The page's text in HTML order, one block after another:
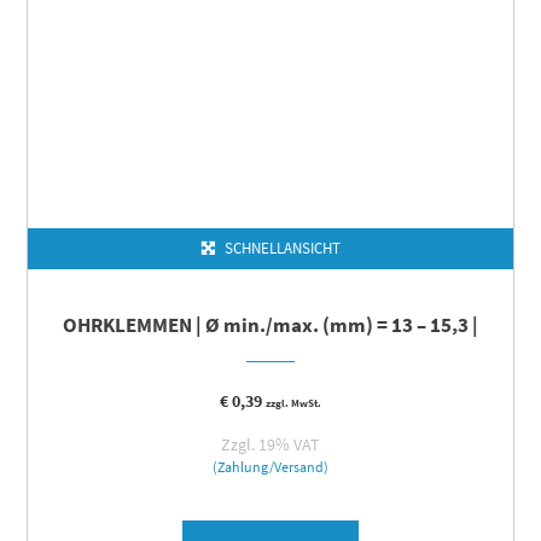
SCHNELLANSICHT
OHRKLEMMEN | Ø min./max. (mm) = 13 – 15,3 |
€0,39 zzgl. MwSt.
Zzgl. 19% VAT
(Zahlung/Versand)